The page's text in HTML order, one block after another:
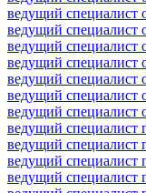
ведущий специалист
ведущий специалист
ведущий специалист
ведущий специалист
ведущий специалист
ведущий специалист
ведущий специалист
ведущий специалист
ведущий специалист
ведущий специалист
ведущий